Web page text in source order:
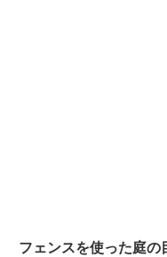
フェンスを使った庭の